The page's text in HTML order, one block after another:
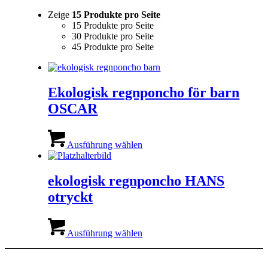
Zeige 15 Produkte pro Seite
15 Produkte pro Seite
30 Produkte pro Seite
45 Produkte pro Seite
Ekologisk regnponcho för barn
OSCAR
Ausführung wählen
Varianten
auf.
der
Produktseite
ekologisk regnponcho HANS
otryckt
Ausführung wählen